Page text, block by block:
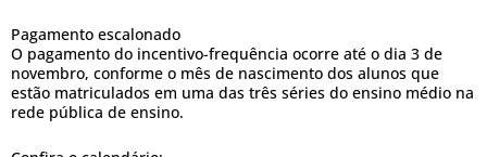
Pagamento escalonado
O pagamento do incentivo-frequência ocorre até o dia 3 de
novembro, conforme o mês de nascimento dos alunos que
estão matriculados em uma das três séries do ensino médio na
rede pública de ensino.